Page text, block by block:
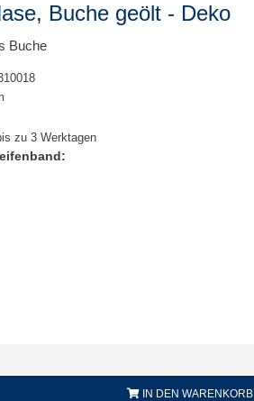
Buche geölt - Deko
Buche
zu 3 Werktagen
IN DEN WARENKORB